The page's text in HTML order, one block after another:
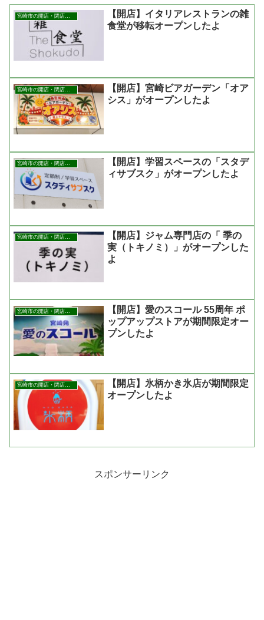
【開店】イタリアレストランの雑
食堂が移転オープンしたよ
【開店】宮崎ビアガーデン「オア
シス」がオープンしたよ
宮崎市の開店・閉店まとめ
【開店】学習スペースの「スタデ
ィサブスク」がオープンしたよ
宮崎市の開店・閉店まとめ
【開店】ジャム専門店の「 季の
実（トキノミ）」がオープンした
よ
【開店】愛のスコール 55周年 ポ
ップアップストアが期間限定オー
プンしたよ
【開店】氷柄かき氷店が期間限定
オープンしたよ
スポンサーリンク